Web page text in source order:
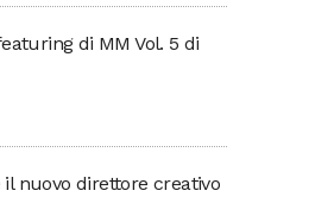
di MM Vol. 5 di
nuovo direttore creativo